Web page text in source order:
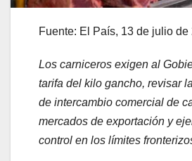
Fuente: El País, 13 de julio de
Los carniceros exigen al
tarifa del kilo gancho, revisar
de intercambio comercial de
mercados de exportación y
control en los límites